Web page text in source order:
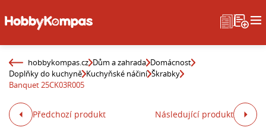
hobbykompas.cz Dům a zahrada Domácnost
Doplňky do kuchyně Kuchyňské náčiní Škrabky
Banquet 25CK03R005
Předchozí produkt Následující produkt